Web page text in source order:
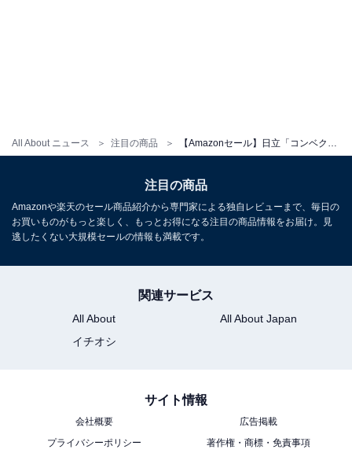
All About ニュース 注目の商品
スティッククリーナー PKV-BK3K V ライトラベンダー 日
日立「PV-BL3M」
注目の商品
Amazonや楽天のセール商品紹介から専門家による独自レビューまで、毎日の
お買いものがもっと楽しく、もっとお得になる注目の商品情報をお届け。見
逃したくない大規模セールの情報も満載です。
関連サービス
All About
All About Japan
イチオシ
サイト情報
会社概要
広告掲載
プライバシーポリシー
著作権・商標・免責事項